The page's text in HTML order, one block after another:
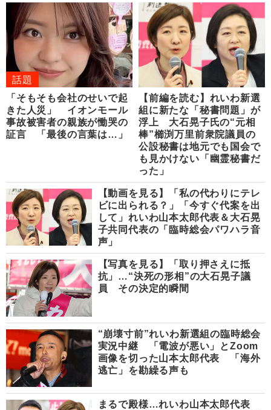
話題
「そもそも会社のせいで起
きた人災」 イオンモール
事故被害者の親族が慟哭の
証言 「最後の言葉は…」
【前編を読む】れいわ新選
組に新たな「秘書問題」が
浮上 大石晃子氏の“元相
棒”櫛渕万里前衆院議員の
公設秘書は地元でも国会で
も見かけない「幽霊秘書だ
った」
【動画を見る】「私の代わりにテレ
ビに出られる？」「今すぐ代案を出
して」れいわ山本太郎代表＆大石晃
子共同代表の「臨時総会パワハラ音
声」
【写真を見る】「取り押さえに抵
抗」…“決死の形相”の大石晃子議
員 その決定的瞬間
“崩壊寸前”れいわ新選組の臨時総会
実況中継 「電波が悪い」とZoom
画像を切った山本太郎代表 「海外
逃亡」を勘繰る声も
まるで殿様…れいわ山本太郎代表